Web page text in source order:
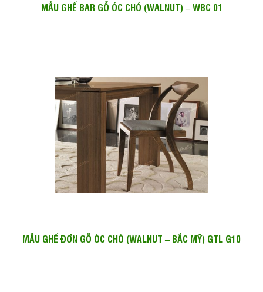
MẪU GHẾ BAR GỖ ÓC CHÓ (WALNUT) – WBC 01
MẪU GHẾ ĐƠN GỖ ÓC CHÓ (WALNUT – BẮC MỸ) GTL G10